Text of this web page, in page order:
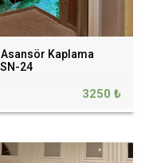
Asansör Kaplama
24
3250 ₺